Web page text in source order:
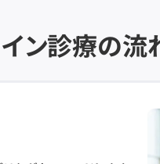
ン診療の流